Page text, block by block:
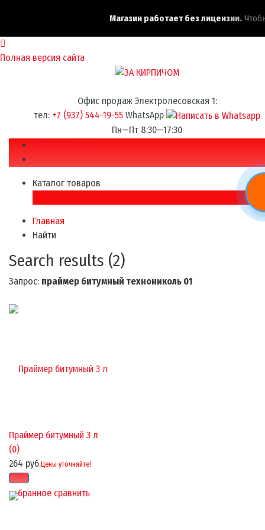
Магазин работает без лицензии.Чтобы
Полная версия сайта
Офис продаж Электролесовская 1:
тел: +7 (937) 544-19-55 WhatsApp
Пн—Пт 8:30—17:30
Каталог товаров
Каталог товаров
×
Главная
Найти
Search results (2)
Запрос: праймер битумный технониколь 01
избранное сравнить
Праймер битумный 3 л
(0)
264 руб.Цены уточняйте!